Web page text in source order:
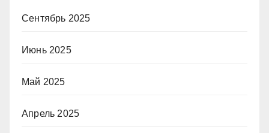
Сентябрь 2025
Июнь 2025
Май 2025
Апрель 2025